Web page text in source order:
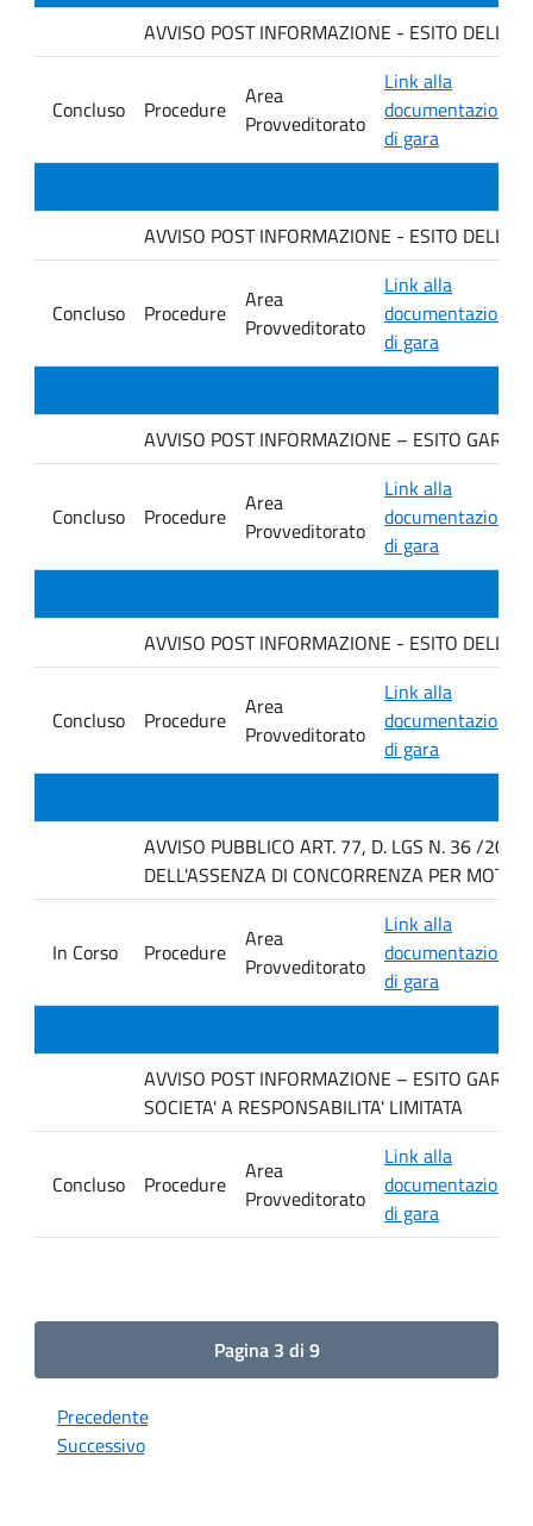
AVVISO POST INFORMAZIONE - ESITO
Concluso Procedure
Area
Provveditorato
Link alla
documentazione
di gara
AVVISO POST INFORMAZIONE - ESITO DELLA
Concluso Procedure
Area
Provveditorato
Link alla
documentazione
di gara
AVVISO POST INFORMAZIONE – ESITO GARA.
Concluso Procedure
Area
Provveditorato
Link alla
documentazione
di gara
AVVISO POST INFORMAZIONE - ESITO
Concluso Procedure
Area
Provveditorato
Link alla
documentazione
di gara
AVVISO PUBBLICO ART. 77, D. LGS N. 36 /
DELL'ASSENZA DI CONCORRENZA PER MOTIVI
In Corso Procedure
Area
Provveditorato
Link alla
documentazione
di gara
AVVISO POST INFORMAZIONE – ESITO
SOCIETA' A RESPONSABILITA' LIMITATA
Concluso Procedure
Area
Provveditorato
Link alla
documentazione
di gara
Pagina 3 di 9
Precedente
Successivo